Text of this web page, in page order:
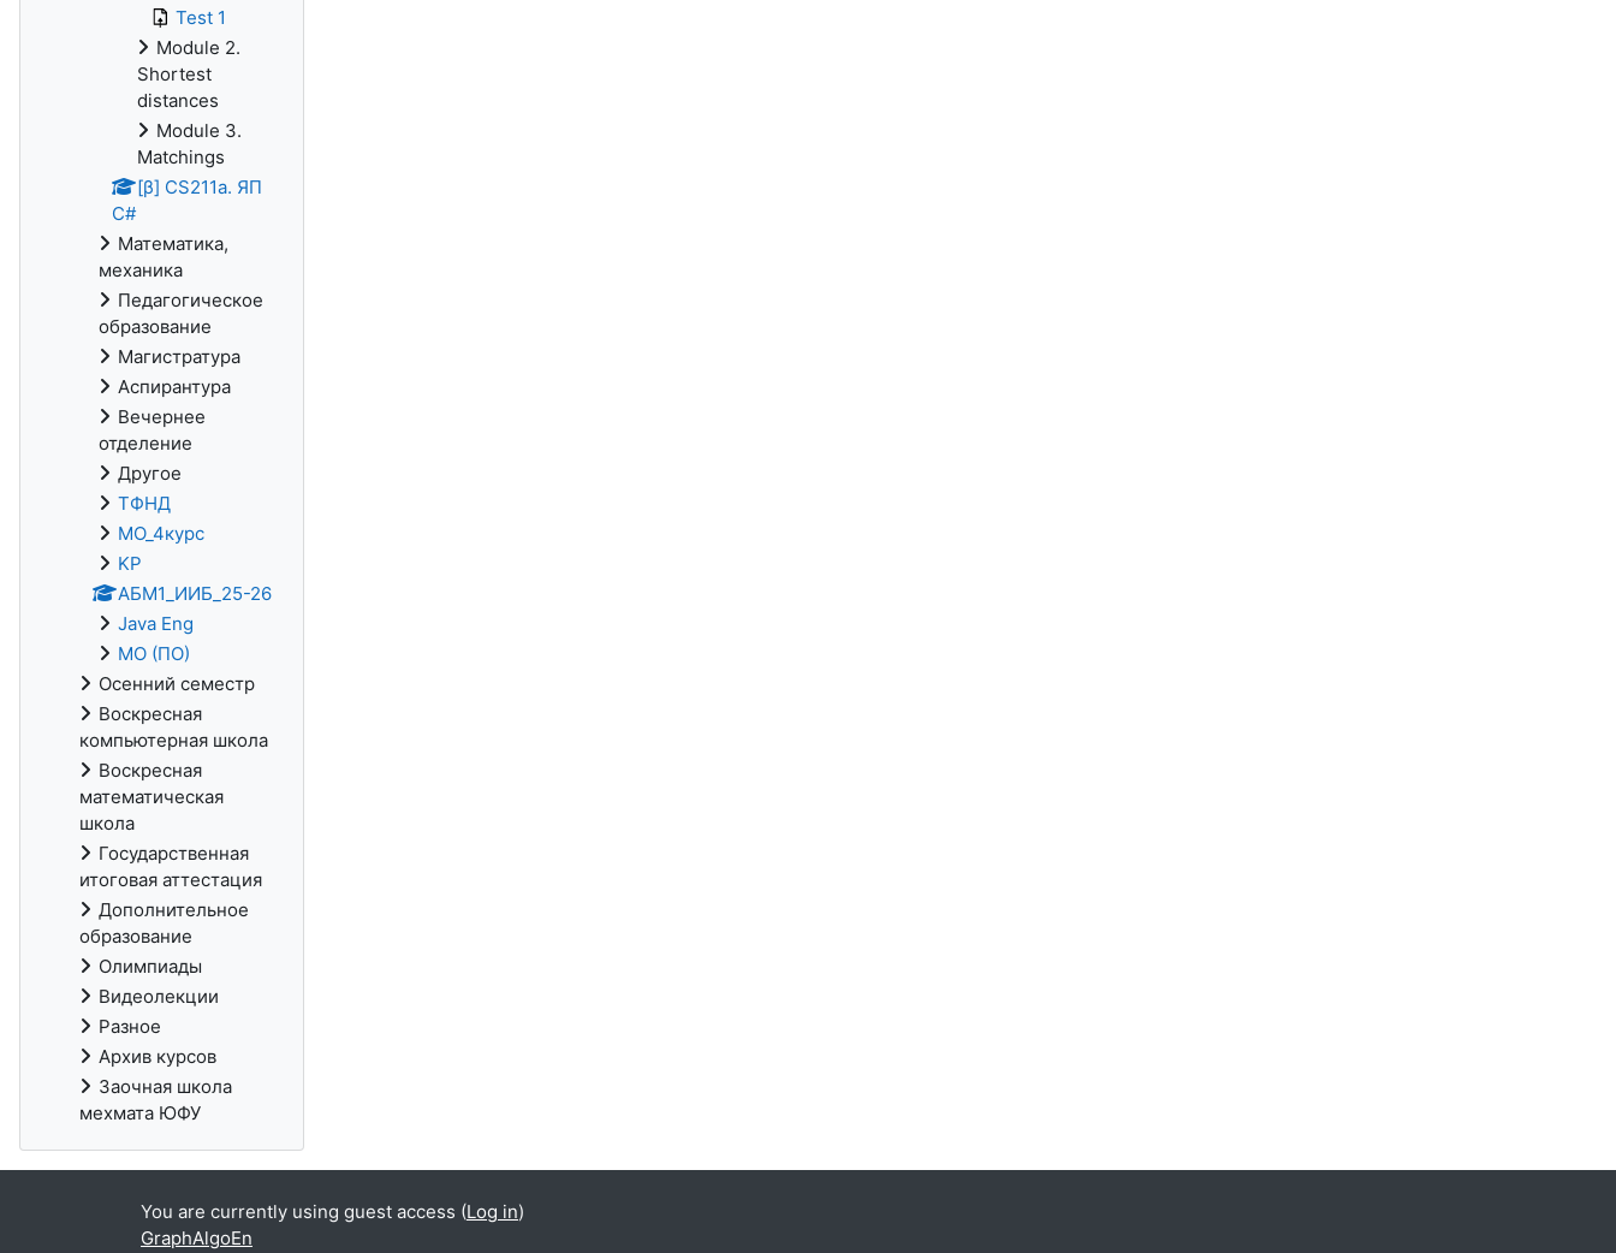
Test 1
Module 2.
Shortest
distances
Module 3.
Matchings
[β] CS211a. ЯП
С#
Математика,
механика
Педагогическое
образование
Магистратура
Аспирантура
Вечернее
отделение
Другое
ТФНД
МО_4курс
KP
АБМ1_ИИБ_25-26
Java Eng
МО (ПО)
Осенний семестр
Воскресная
компьютерная школа
Воскресная
математическая
школа
Государственная
итоговая аттестация
Дополнительное
образование
Олимпиады
Видеолекции
Разное
Архив курсов
Заочная школа
мехмата ЮФУ
You are currently using guest access (Log in)
GraphAlgoEn